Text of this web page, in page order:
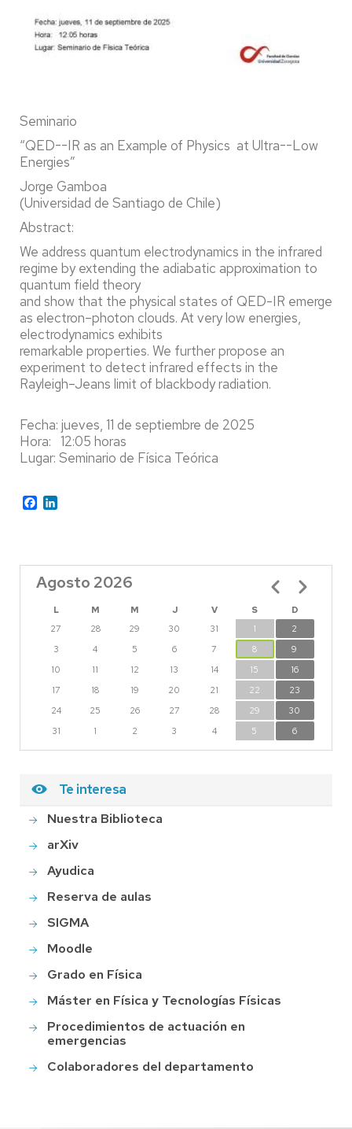
Seminario
“QED--IR as an Example of Physics at Ultra--Low
Energies”
Jorge Gamboa
(Universidad de Santiago de Chile)
Abstract:
We address quantum electrodynamics in the infrared
regime by extending the adiabatic approximation to
quantum field theory
and show that the physical states of QED-IR emerge
as electron–photon clouds. At very low energies,
electrodynamics exhibits
remarkable properties. We further propose an
experiment to detect infrared effects in the
Rayleigh–Jeans limit of blackbody radiation.
Fecha: jueves, 11 de septiembre de 2025
Hora: 12:05 horas
Lugar: Seminario de Física Teórica
Facebook
Agosto 2026
L M M J V S
D
27
28 29 30 31 1
2
3
4 5 6 7 8
9
10
11 12 13 14 15
16
17
18 19 20 21 22
23
24
25 26 27 28 29
30
31
1 2 3 4 5 6
Paginación
Te interesa
Nuestra Biblioteca
arXiv
Ayudica
Reserva de aulas
SIGMA
Moodle
Grado en Física
Máster en Física y Tecnologías Físicas
Procedimientos de actuación en
emergencias
Colaboradores del departamento